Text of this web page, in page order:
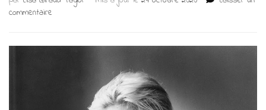
commentaire
River